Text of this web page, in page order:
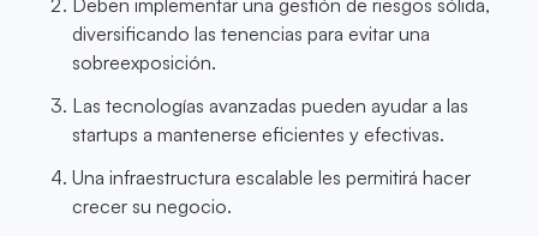
Deben implementar una gestión de riesgos sólida,
diversificando las tenencias para evitar una
sobreexposición.
Las tecnologías avanzadas pueden ayudar a las
startups a mantenerse eficientes y efectivas.
Una infraestructura escalable les permitirá hacer
crecer su negocio.